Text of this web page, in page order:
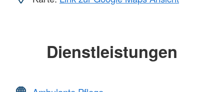
Dienstleistungen